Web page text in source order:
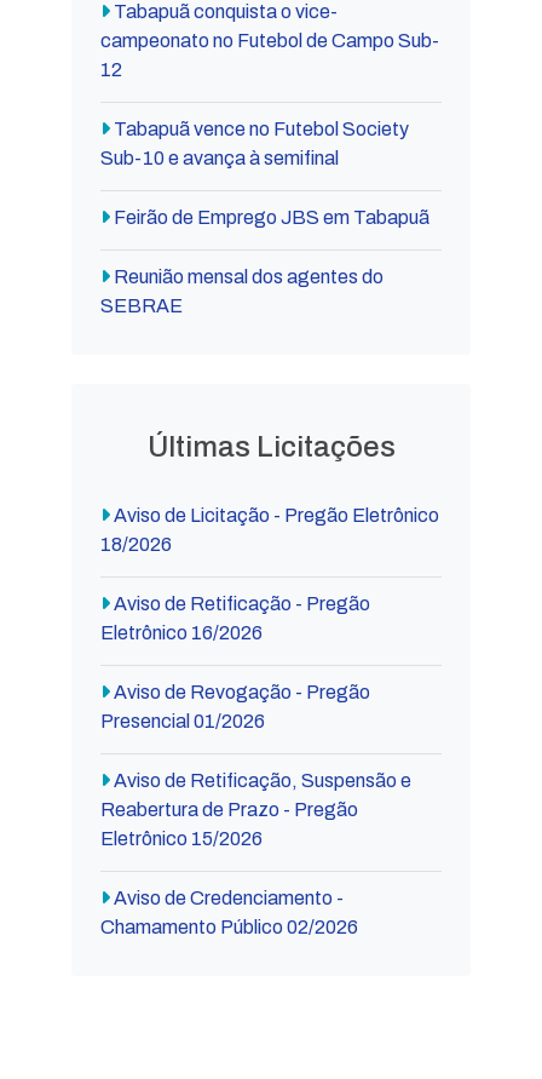
Tabapuã conquista o vice-
campeonato no Futebol de Campo Sub-
12
Tabapuã vence no Futebol Society
Sub-10 e avança à semifinal
Feirão de Emprego JBS em Tabapuã
Reunião mensal dos agentes do
SEBRAE
Últimas Licitações
Aviso de Licitação - Pregão Eletrônico
18/2026
Aviso de Retificação - Pregão
Eletrônico 16/2026
Aviso de Revogação - Pregão
Presencial 01/2026
Aviso de Retificação, Suspensão e
Reabertura de Prazo - Pregão
Eletrônico 15/2026
Aviso de Credenciamento -
Chamamento Público 02/2026